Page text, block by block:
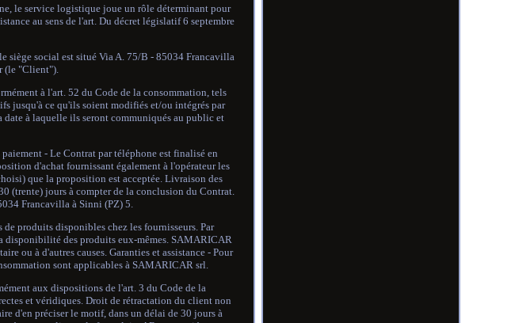
le service logistique joue un rôle déterminant pour
au sens de l'art. Du décret législatif 6 septembre
siège social est situé Via A. 75/B - 85034 Francavilla
(le "Client").
à l'art. 52 du Code de la consommation, tels
jusqu'à ce qu'ils soient modifiés et/ou intégrés par
à laquelle ils seront communiqués au public et
- Le Contrat par téléphone est finalisé en
d'achat fournissant également à l'opérateur les
que la proposition est acceptée. Livraison des
(trente) jours à compter de la conclusion du Contrat.
Francavilla à Sinni (PZ) 5.
produits disponibles chez les fournisseurs. Par
disponibilité des produits eux-mêmes. SAMARICAR
ou à d'autres causes. Garanties et assistance - Pour
sont applicables à SAMARICAR srl.
aux dispositions de l'art. 3 du Code de la
et véridiques. Droit de rétractation du client non
d'en préciser le motif, dans un délai de 30 jours à